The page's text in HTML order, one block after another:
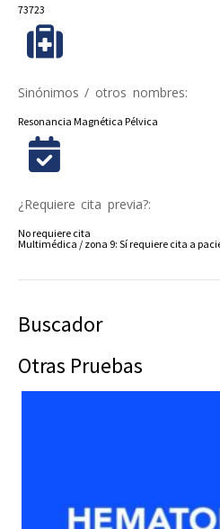
73723
Sinónimos / otros nombres:
Resonancia Magnética Pélvica
¿Requiere cita previa?:
No requiere cita
Multimédica / zona 9: Sí requiere cita a
Buscador
Otras Pruebas